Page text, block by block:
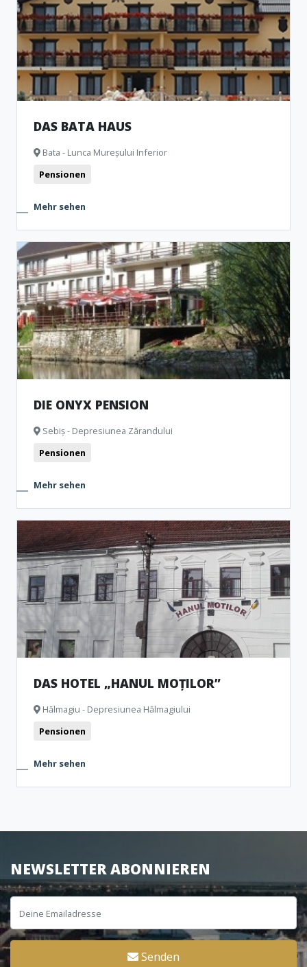
DAS BATA HAUS
Bata - Lunca Mureșului Inferior
Pensionen
Mehr sehen
DIE ONYX PENSION
Sebiș - Depresiunea Zărandului
Pensionen
Mehr sehen
DAS HOTEL „HANUL MOȚILOR”
Hălmagiu - Depresiunea Hălmagiului
Pensionen
Mehr sehen
NEWSLETTER ABONNIEREN
Senden